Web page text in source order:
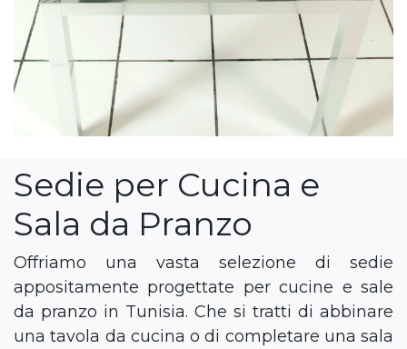
Sedie per Cucina e
Sala da Pranzo
Offriamo una vasta selezione di sedie
appositamente progettate per cucine e sale
da pranzo in Tunisia. Che si tratti di abbinare
una tavola da cucina o di completare una sala